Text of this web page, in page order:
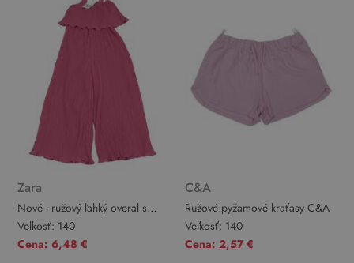
Zara
Nové - ružový ľahký overal s
volánem Zara
Veľkosť: 140
Cena: 6,48 €
C&A
Ružové pyžamové kraťasy C&A
Veľkosť: 140
Cena: 2,57 €